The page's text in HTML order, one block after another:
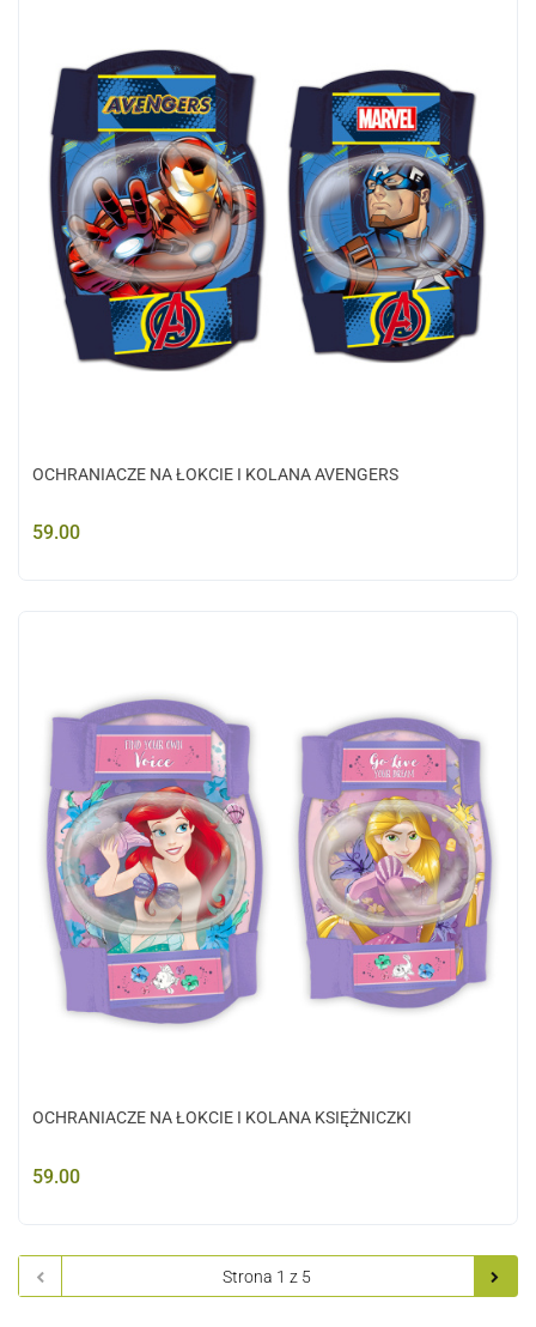
OCHRANIACZE NA ŁOKCIE I KOLANA AVENGERS
59.00
OCHRANIACZE NA ŁOKCIE I KOLANA KSIĘŻNICZKI
59.00